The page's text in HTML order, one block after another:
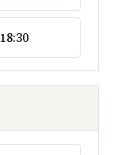
18:30